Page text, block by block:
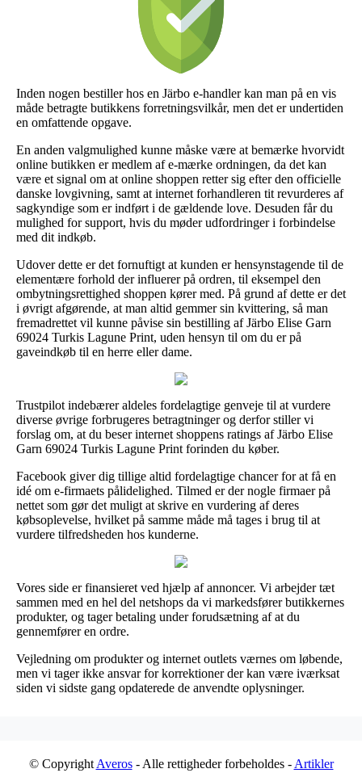
Inden nogen bestiller hos en Järbo e-handler kan man på en vis
måde betragte butikkens forretningsvilkår, men det er undertiden
en omfattende opgave.
En anden valgmulighed kunne måske være at bemærke hvorvidt
online butikken er medlem af e-mærke ordningen, da det kan
være et signal om at online shoppen retter sig efter den officielle
danske lovgivning, samt at internet forhandleren tit revurderes af
sagkyndige som er indført i de gældende love. Desuden får du
mulighed for support, hvis du møder udfordringer i forbindelse
med dit indkøb.
Udover dette er det fornuftigt at kunden er hensynstagende til de
elementære forhold der influerer på ordren, til eksempel den
ombytningsrettighed shoppen kører med. På grund af dette er det
i øvrigt afgørende, at man altid gemmer sin kvittering, så man
fremadrettet vil kunne påvise sin bestilling af Järbo Elise Garn
69024 Turkis Lagune Print, uden hensyn til om du er på
gaveindkøb til en herre eller dame.
Trustpilot indebærer aldeles fordelagtige genveje til at vurdere
diverse øvrige forbrugeres betragtninger og derfor stiller vi
forslag om, at du beser internet shoppens ratings af Järbo Elise
Garn 69024 Turkis Lagune Print forinden du køber.
Facebook giver dig tillige altid fordelagtige chancer for at få en
idé om e-firmaets pålidelighed. Tilmed er der nogle firmaer på
nettet som gør det muligt at skrive en vurdering af deres
købsoplevelse, hvilket på samme måde må tages i brug til at
vurdere tilfredsheden hos kunderne.
Vores side er finansieret ved hjælp af annoncer. Vi arbejder tæt
sammen med en hel del netshops da vi markedsfører butikkernes
produkter, og tager betaling under forudsætning af at du
gennemfører en ordre.
Vejledning om produkter og internet outlets værnes om løbende,
men vi tager ikke ansvar for korrektioner der kan være iværksat
siden vi sidste gang opdaterede de anvendte oplysninger.
© Copyright Averos- Alle rettigheder forbeholdes - Artikler